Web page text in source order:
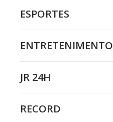
ESPORTES
ENTRETENIMENTO
JR 24H
RECORD